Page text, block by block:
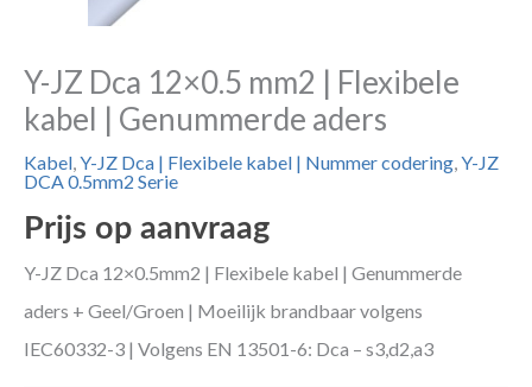
Y-JZ Dca 12×0.5 mm2 | Flexibele
kabel | Genummerde aders
Kabel,Y-JZ Dca | Flexibele kabel | Nummer codering,Y-JZ
DCA 0.5mm2 Serie
Prijs op aanvraag
Y-JZ Dca 12×0.5mm2 | Flexibele kabel | Genummerde
aders + Geel/Groen | Moeilijk brandbaar volgens
IEC60332-3 | Volgens EN 13501-6: Dca – s3,d2,a3